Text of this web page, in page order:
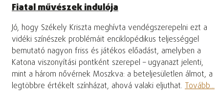
Fiatal művészek indulója
Jó, hogy Székely Kriszta meghívta vendégszerepelni ezt a
vidéki színészek problémáit enciklopédikus teljességgel
bemutató nagyon friss és játékos előadást, amelyben a
Katona viszonyítási pontként szerepel – ugyanazt jelenti,
mint a három nővérnek Moszkva: a beteljesületlen álmot, a
legtöbbre értékelt színházat, ahová valaki eljuthat. Tovább...